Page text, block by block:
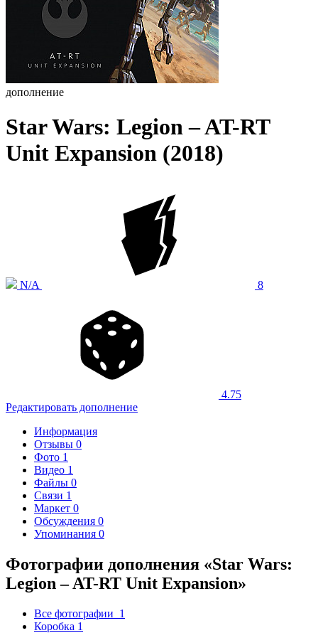
дополнение
Star Wars: Legion – AT-RT
Unit Expansion (2018)
N/A 8
4.75
Редактировать дополнение
Информация
Отзывы 0
Фото 1
Видео 1
Файлы 0
Связи 1
Маркет 0
Обсуждения 0
Упоминания 0
Фотографии дополнения «Star Wars:
Legion – AT-RT Unit Expansion»
Все фотографии 1
Коробка 1